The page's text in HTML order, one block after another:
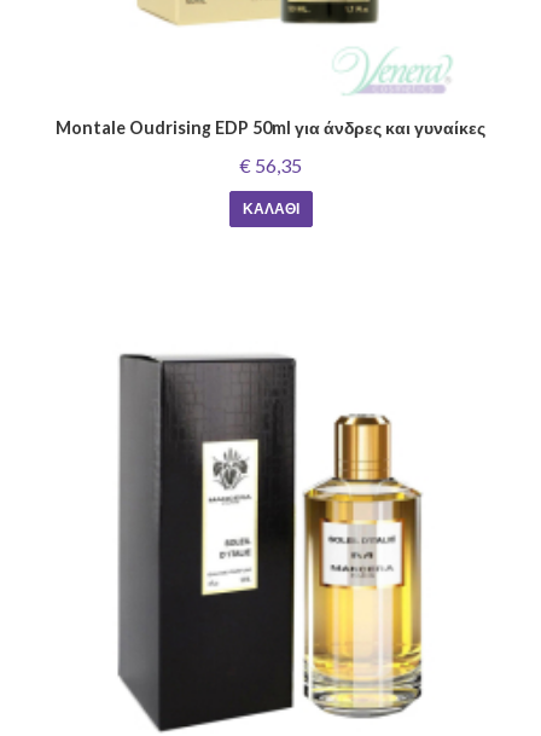
Montale Oudrising EDP 50ml για άνδρες και γυναίκες
€ 56,35
ΚΑΛΆΘΙ